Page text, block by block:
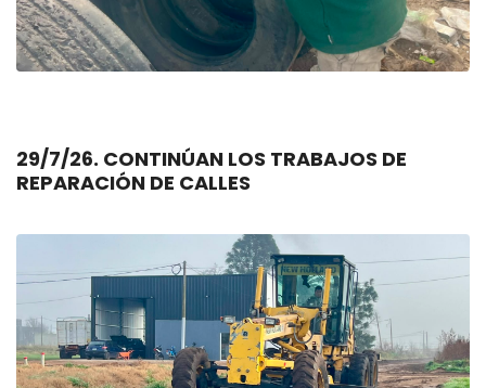
29/7/26. CONTINÚAN LOS TRABAJOS DE
REPARACIÓN DE CALLES